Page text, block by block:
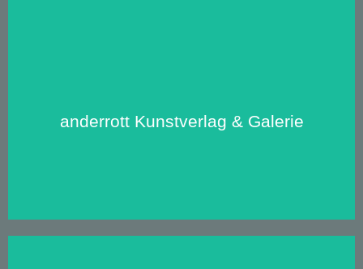
anderrott Kunstverlag & Galerie